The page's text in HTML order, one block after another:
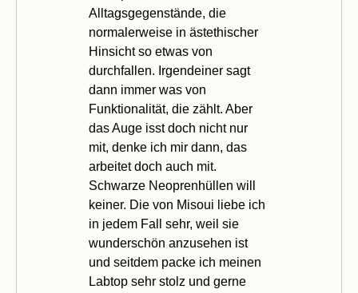
Alltagsgegenstände, die
normalerweise in ästethischer
Hinsicht so etwas von
durchfallen. Irgendeiner sagt
dann immer was von
Funktionalität, die zählt. Aber
das Auge isst doch nicht nur
mit, denke ich mir dann, das
arbeitet doch auch mit.
Schwarze Neoprenhüllen will
keiner. Die von Misoui liebe ich
in jedem Fall sehr, weil sie
wunderschön anzusehen ist
und seitdem packe ich meinen
Labtop sehr stolz und gerne